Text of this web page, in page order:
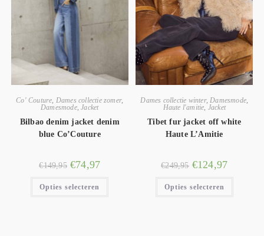
Co' Couture, Dames collectie zomer,
Damesmode,Jacket
Bilbao denim jacket denim
blue Co’Couture
€149,95 €74,97
Opties selecteren
Dames collectie winter,Damesmode,
Haute l'amitie, Jacket
Tibet fur jacket off white
Haute L’Amitie
€249,95 €124,97
Opties selecteren